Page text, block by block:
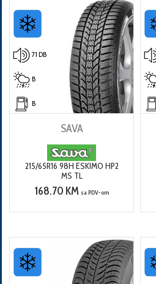
71 DB
B
B
SAVA
215/65R16 98H ESKIMO HP2
MS TL
168.70 KM sa PDV-om